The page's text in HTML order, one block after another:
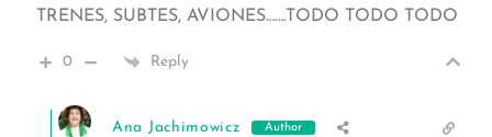
TRENES, SUBTES, AVIONES…….TODO TODO TODO
0 Reply
Ana Jachimowicz Author